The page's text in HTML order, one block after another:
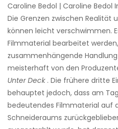
Caroline Bedol | Caroline Bedol
Die Grenzen zwischen Realität
können leicht verschwimmen.
Filmmaterial bearbeitet
zusammenhängende
meisterhaft von den
Unter Deck. Die frühere dritte
behauptet jedoch, dass am
bedeutendes Filmmaterial auf
Schneideraums